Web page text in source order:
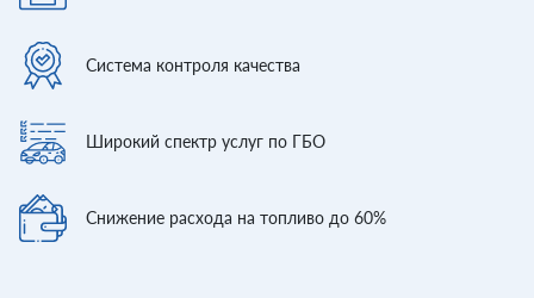
Система контроля качества
Широкий спектр услуг по ГБО
Снижение расхода на топливо до 60%